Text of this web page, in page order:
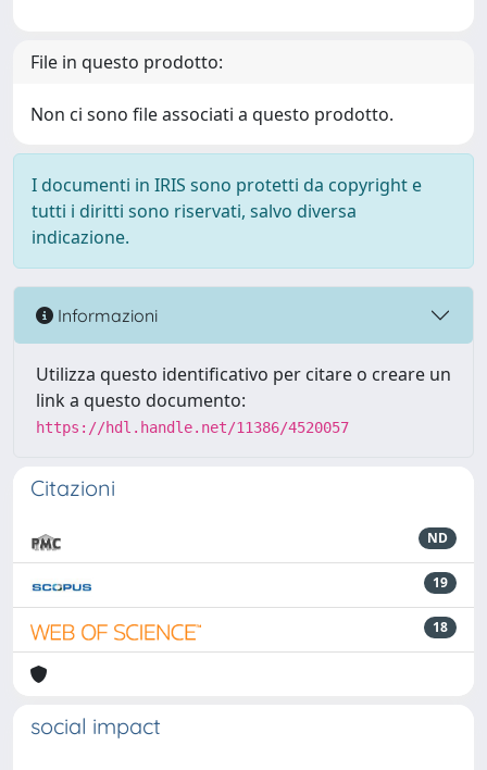
File in questo prodotto:
Non ci sono file associati a questo prodotto.
I documenti in IRIS sono protetti da copyright e
tutti i diritti sono riservati, salvo diversa
indicazione.
Informazioni
Utilizza questo identificativo per citare o creare un
link a questo documento:
https://hdl.handle.net/11386/4520057
Citazioni
ND
19
18
social impact